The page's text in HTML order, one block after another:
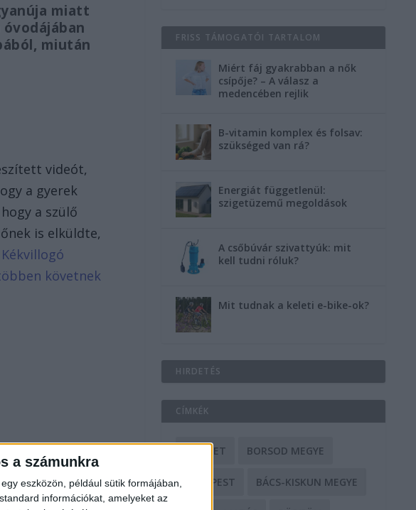
a számunkra
eszközön, például sütik formájában,
információkat, amelyeket az
miatt
miután
videót,
a gyerek
a szülő
is elküldte,
Kékvillogó
követnek
FRISS TÁMOGATÓI TARTALOM
Miért fáj gyakrabban a nők
csípője? – A válasz a
medencében rejlik
B-vitamin komplex és folsav:
szükséged van rá?
Energiát függetlenül:
szigetüzemű megoldások
A csőbúvár szivattyúk: mit
kell tudni róluk?
Mit tudnak a keleti e-bike-ok?
HIRDETÉS
CÍMKÉK
BALESET BORSOD MEGYE
BUDAPEST BÁCS-KISKUN MEGYE